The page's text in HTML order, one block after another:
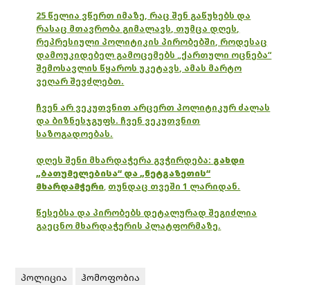
25 წელია ვწერთ იმაზე, რაც შენ გაწუხებს და
რასაც მთავრობა გიმალავს, თუმცა დღეს,
რეპრესიული პოლიტიკის პირობებში, როდესაც
დამოუკიდებელ გამოცემებს „ქართული ოცნება“
შემოსავლის წყაროს უკეტავს, ამას მარტო
ვეღარ შევძლებთ.
ჩვენ არ ვეკუთვნით არცერთ პოლიტიკურ ძალას
და ბიზნესჯგუფს. ჩვენ ვეკუთვნით
საზოგადოებას.
დღეს შენი მხარდაჭერა გვჭირდება: გახდი
„ბათუმელებისა“ და „ნეტგაზეთის“
მხარდამჭერი, თუნდაც თვეში 1 ლარიდან.
წესებსა და პირობებს დეტალურად შეგიძლია
გაეცნო მხარდაჭერის პლატფორმაზე.
პოლიცია ჰომოფობია